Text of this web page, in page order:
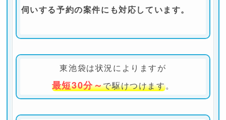
伺いする予約の案件にも対応しています。
東池袋は状況によりますが
最短30分～で駆けつけます。